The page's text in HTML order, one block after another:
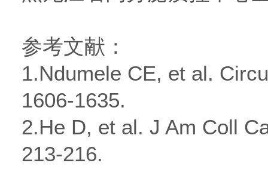
参考文献：
1.Ndumele CE, et al.
1606-1635.
2.He D, et al. J Am Coll
213-216.